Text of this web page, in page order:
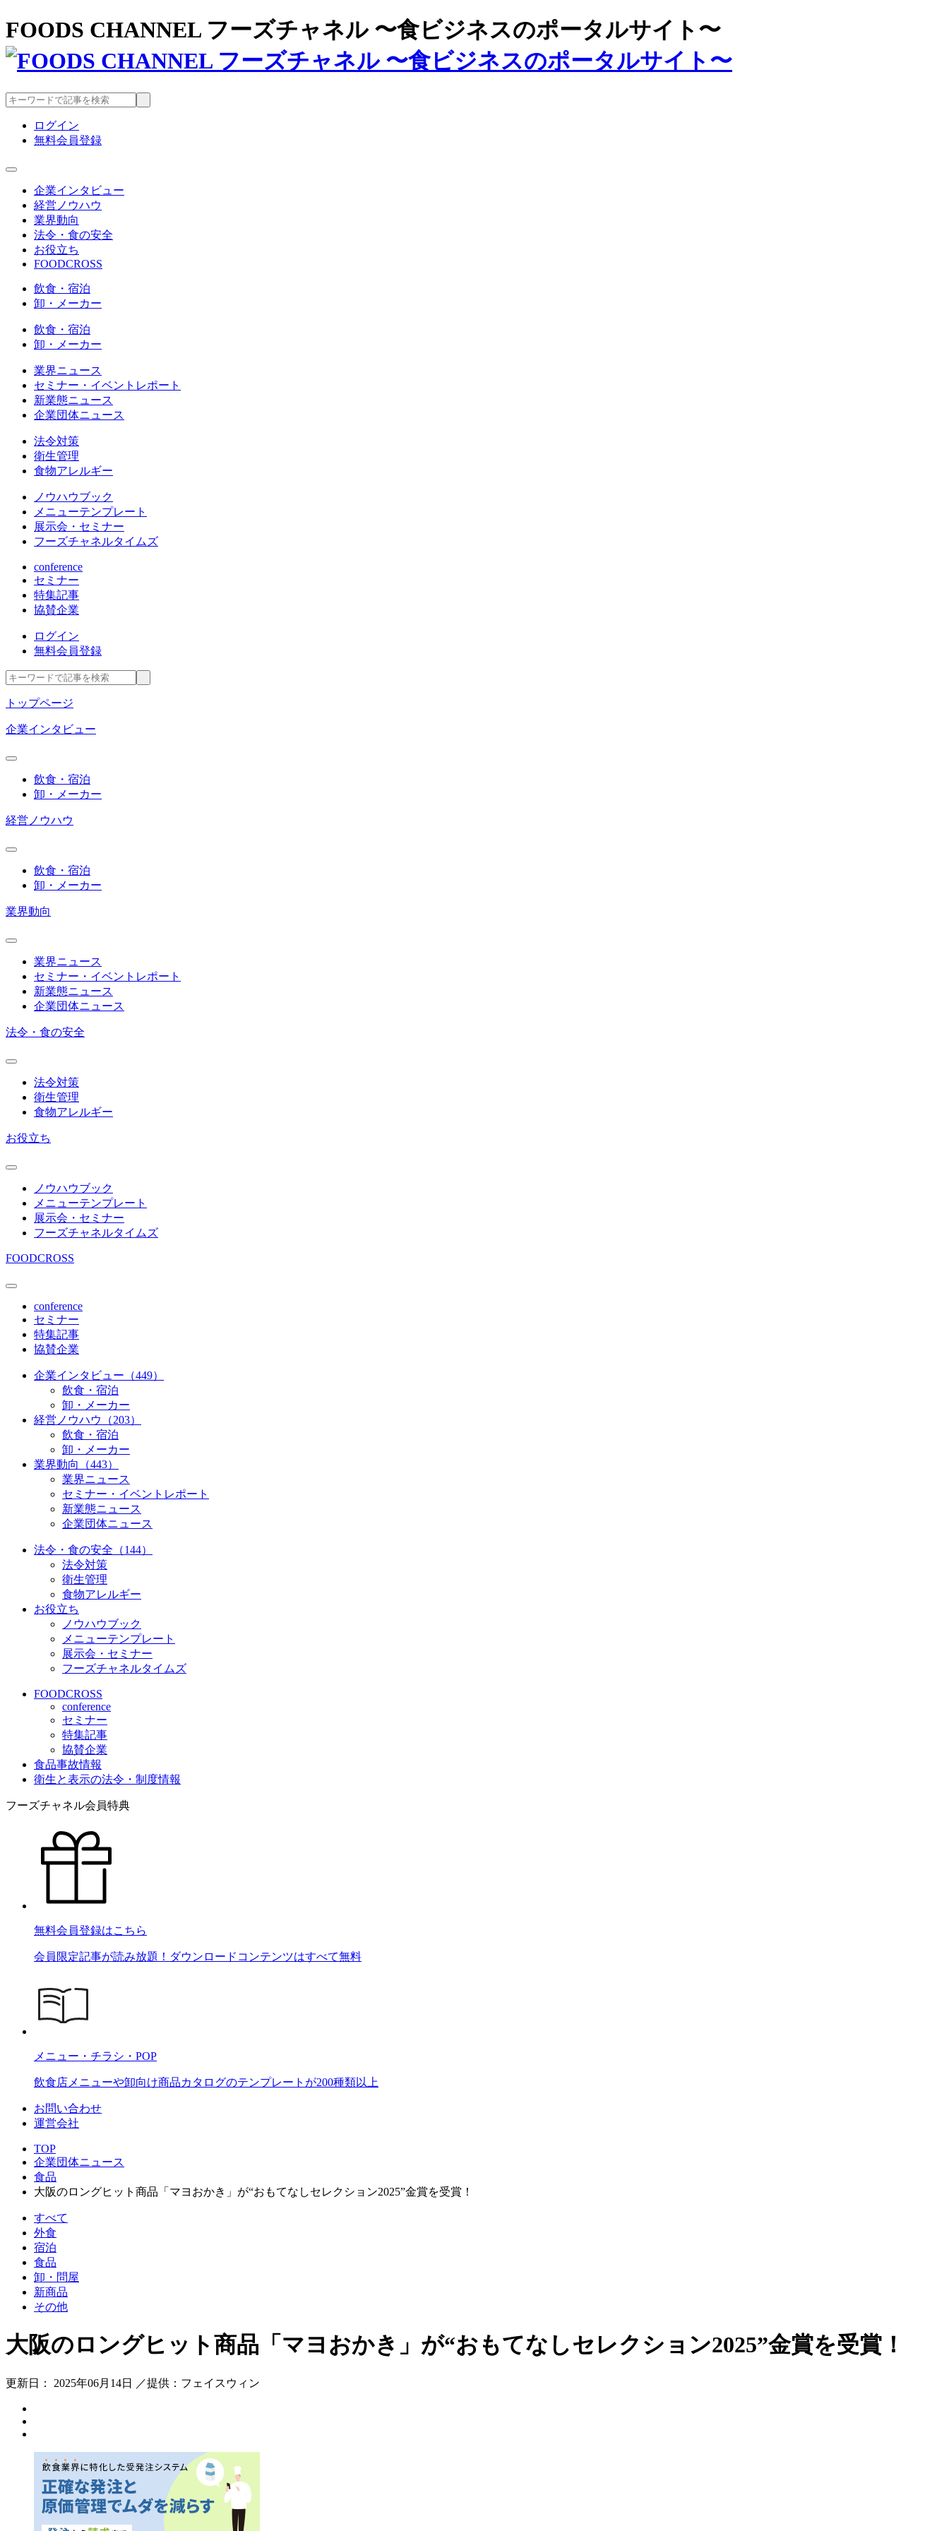
FOODS CHANNEL フーズチャネル 〜食ビジネスのポータルサイト〜
ログイン
無料会員登録
企業インタビュー
経営ノウハウ
業界動向
法令・食の安全
お役立ち
FOODCROSS
飲食・宿泊
卸・メーカー
飲食・宿泊
卸・メーカー
業界ニュース
セミナー・イベントレポート
新業態ニュース
企業団体ニュース
法令対策
衛生管理
食物アレルギー
ノウハウブック
メニューテンプレート
展示会・セミナー
フーズチャネルタイムズ
conference
セミナー
特集記事
協賛企業
ログイン
無料会員登録
トップページ
企業インタビュー
飲食・宿泊
卸・メーカー
経営ノウハウ
飲食・宿泊
卸・メーカー
業界動向
業界ニュース
セミナー・イベントレポート
新業態ニュース
企業団体ニュース
法令・食の安全
法令対策
衛生管理
食物アレルギー
お役立ち
ノウハウブック
メニューテンプレート
展示会・セミナー
フーズチャネルタイムズ
FOODCROSS
conference
セミナー
特集記事
協賛企業
企業インタビュー（449）
飲食・宿泊
卸・メーカー
経営ノウハウ（203）
飲食・宿泊
卸・メーカー
業界動向（443）
業界ニュース
セミナー・イベントレポート
新業態ニュース
企業団体ニュース
法令・食の安全（144）
法令対策
衛生管理
食物アレルギー
お役立ち
ノウハウブック
メニューテンプレート
展示会・セミナー
フーズチャネルタイムズ
FOODCROSS
conference
セミナー
特集記事
協賛企業
食品事故情報
衛生と表示の法令・制度情報
フーズチャネル会員特典
無料会員登録はこちら
会員限定記事が読み放題！ダウンロードコンテンツはすべて無料
メニュー・チラシ・POP
飲食店メニューや卸向け商品カタログのテンプレートが200種類以上
お問い合わせ
運営会社
TOP
企業団体ニュース
食品
大阪のロングヒット商品「マヨおかき」が“おもてなしセレクション2025”金賞を受賞！
すべて
外食
宿泊
食品
卸・問屋
新商品
その他
大阪のロングヒット商品「マヨおかき」が“おもてなしセレクション2025”金賞を受賞！
更新日： 2025年06月14日 ／提供：フェイスウィン